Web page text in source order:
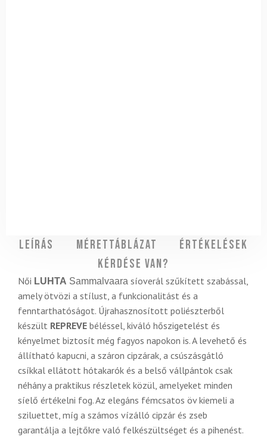
Leírás Mérettáblázat
Értékelések
Kérdése van?
Női LUHTA Sammalvaara síoverál szűkített szabással,
amely ötvözi a stílust, a funkcionalitást és a
fenntarthatóságot. Újrahasznosított poliészterből
készült REPREVE béléssel, kiváló hőszigetelést és
kényelmet biztosít még fagyos napokon is. A levehető és
állítható kapucni, a száron cipzárak, a csúszásgátló
csíkkal ellátott hótakarók és a belső vállpántok csak
néhány a praktikus részletek közül, amelyeket minden
síelő értékelni fog. Az elegáns fémcsatos öv kiemeli a
sziluettet, míg a számos vízálló cipzár és zseb
garantálja a lejtőkre való felkészültséget és a pihenést.